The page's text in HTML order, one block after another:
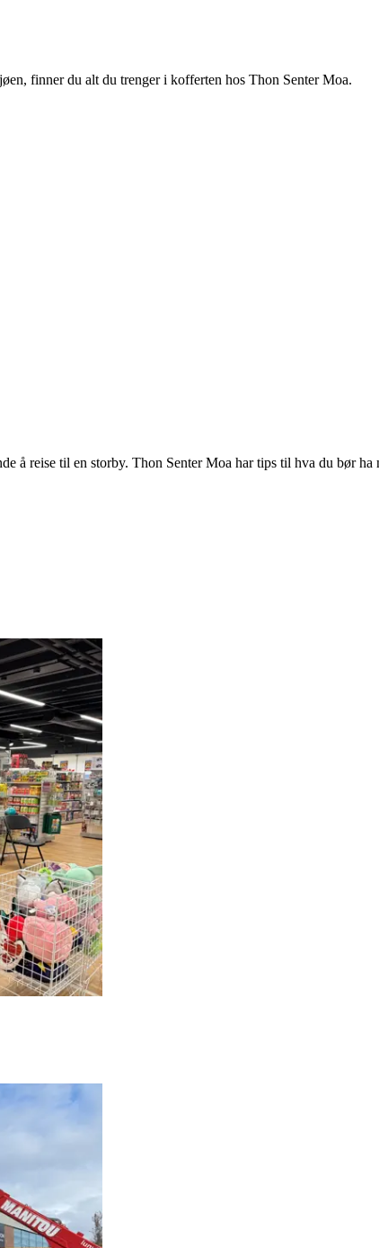
finner du alt du trenger i kofferten hos Thon Senter Moa.
å reise til en storby. Thon Senter Moa har tips til hva du bør ha